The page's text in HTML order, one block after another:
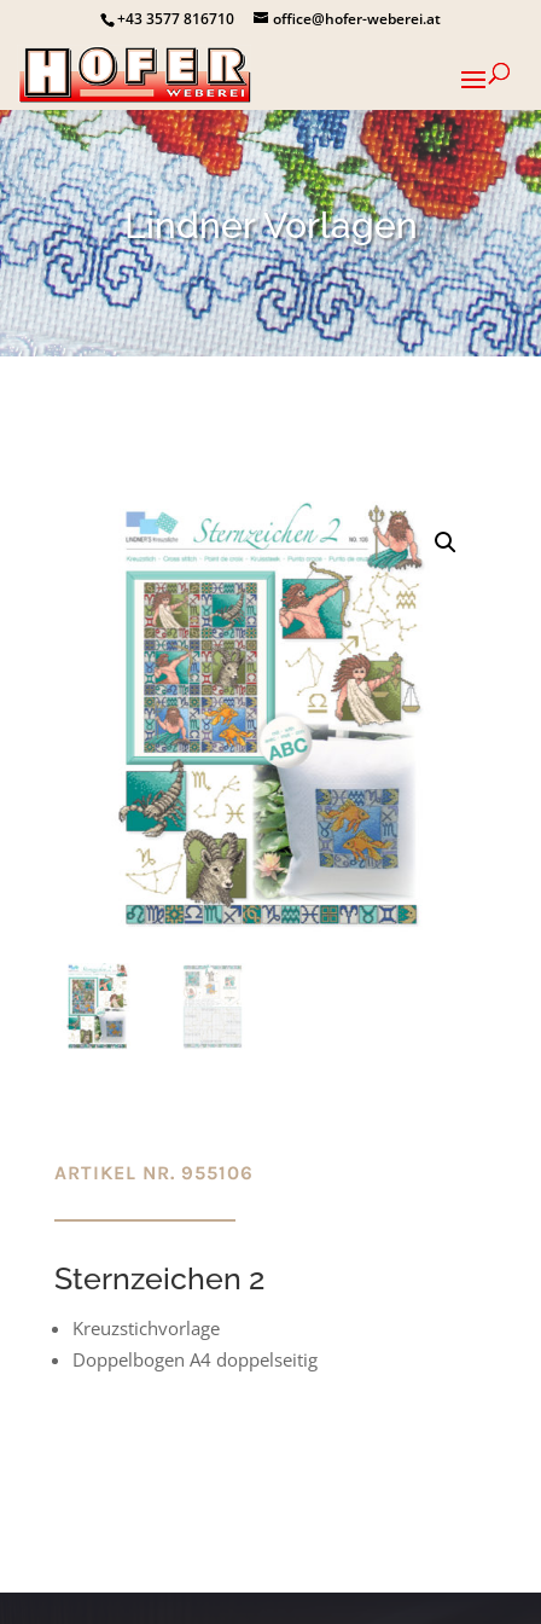
+43 3577 816710 office@hofer-weberei.at
Lindner Vorlagen
ARTIKEL NR. 955106
Sternzeichen 2
Kreuzstichvorlage
Doppelbogen A4 doppelseitig